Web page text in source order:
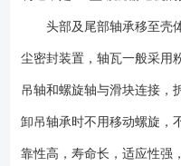
头部及尾部轴承移至壳体
尘密封装置，轴瓦一般采用
吊轴和螺旋轴与滑块连接，
卸吊轴承时不用移动螺旋，
靠性高，寿命长，适应性强